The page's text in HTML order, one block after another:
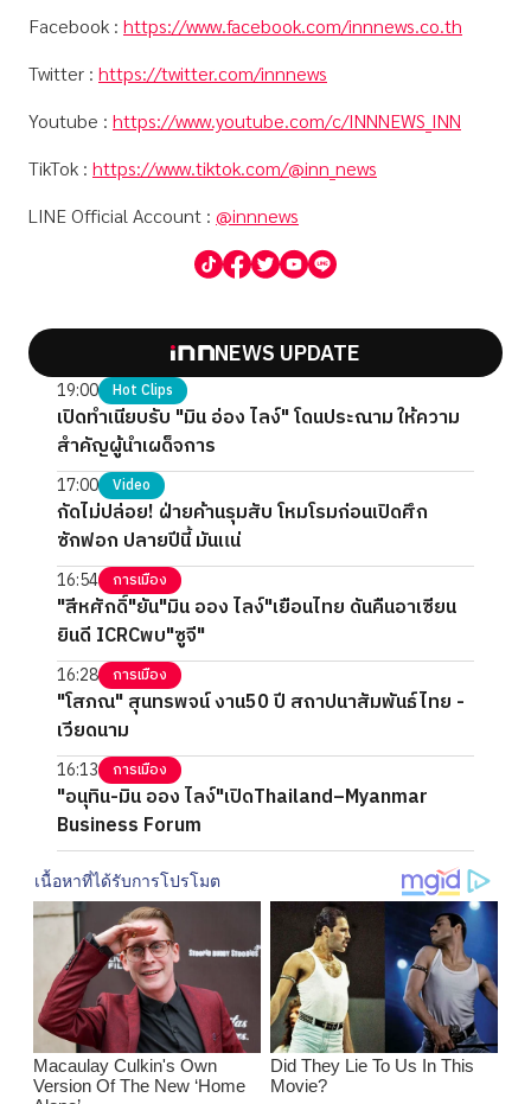
Facebook : https://www.facebook.com/innnews.co.th
Twitter : https://twitter.com/innnews
Youtube : https://www.youtube.com/c/INNNEWS_INN
TikTok : https://www.tiktok.com/@inn_news
LINE Official Account : @innnews
NEWS UPDATE
19:00 Hot Clips
เปิดทำเนียบรับ "มิน อ่อง ไลง์" โดนประณาม ให้ความ
สำคัญผู้นำเผด็จการ
17:00 Video
กัดไม่ปล่อย! ฝ่ายค้านรุมสับ โหมโรมก่อนเปิดศึก
ซักฟอก ปลายปีนี้ มันแน่
16:54 การเมือง
"สีหศักดิ์"ยัน"มิน ออง ไลง์"เยือนไทย ดันคืนอาเซียน
ยินดี ICRCพบ"ซูจี"
16:28 การเมือง
"โสภณ" สุนทรพจน์ งาน50 ปี สถาปนาสัมพันธ์ไทย -
เวียดนาม
16:13 การเมือง
"อนุทิน-มิน ออง ไลง์"เปิดThailand–Myanmar
Business Forum